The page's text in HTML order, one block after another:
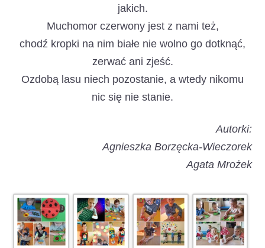
jakich.
Muchomor czerwony jest z nami też,
chodź kropki na nim białe nie wolno go dotknąć,
zerwać ani zjeść.
Ozdobą lasu niech pozostanie, a wtedy nikomu
nic się nie stanie.
Autorki:
Agnieszka Borzęcka-Wieczorek
Agata Mrożek